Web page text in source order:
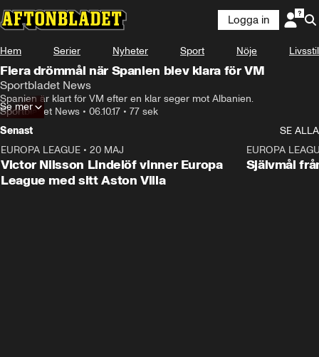
Logga in
Hem Serier Nyheter Sport Nöje Livsstil
Flera drömmål när Spanien blev klara för VM
Sportbladet News
Spanien är klart för VM efter en klar seger mot Albanien.
Sportbladet News • 06.10.17 • 77 sek
Se mer
Senast
SE ALLA
EUROPA LEAGUE • 20 MAJ
Victor Nilsson Lindelöf vinner Europa
League med sitt Aston Villa
EUROPA
Självmål